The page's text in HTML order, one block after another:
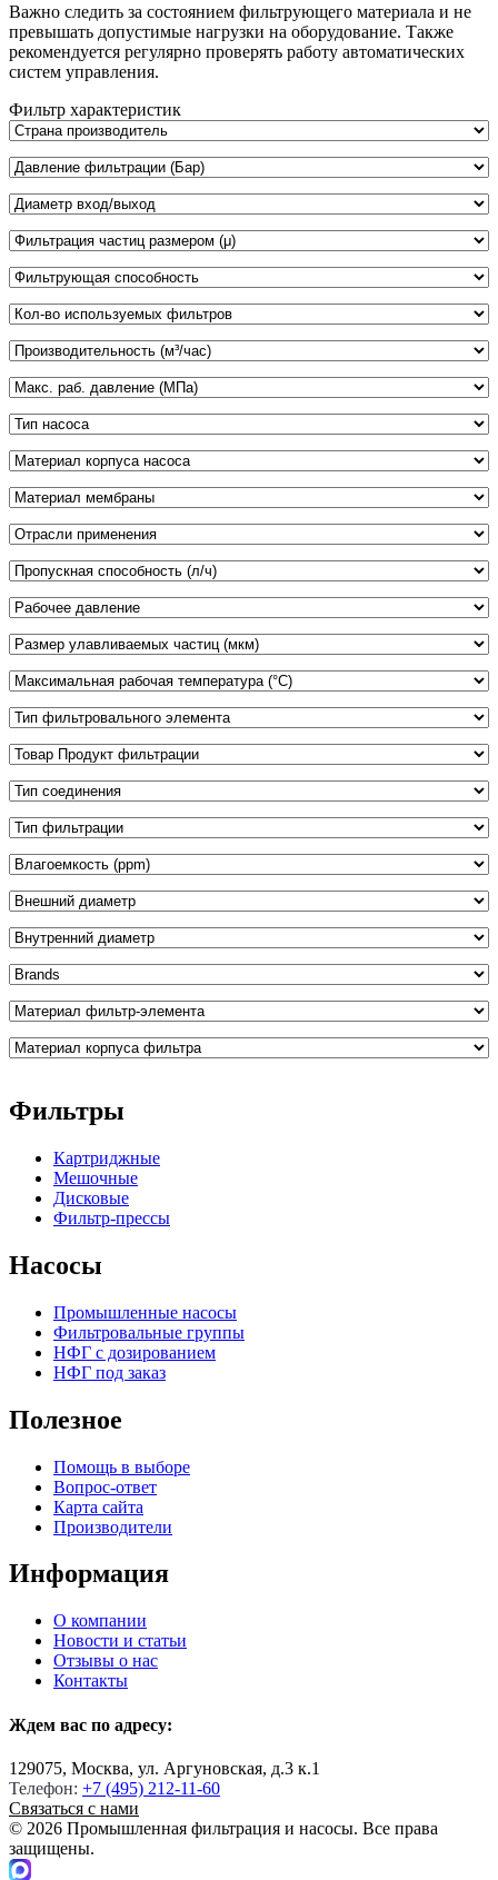
Важно следить за состоянием фильтрующего материала и не
превышать допустимые нагрузки на оборудование. Также
рекомендуется регулярно проверять работу автоматических
систем управления.
Фильтр характеристик
Фильтры
Картриджные
Мешочные
Дисковые
Фильтр-прессы
Насосы
Промышленные насосы
Фильтровальные группы
НФГ с дозированием
НФГ под заказ
Полезное
Помощь в выборе
Вопрос-ответ
Карта сайта
Производители
Информация
О компании
Новости и статьи
Отзывы о нас
Контакты
Ждем вас по адресу:
129075, Москва, ул. Аргуновская, д.3 к.1
Телефон: +7 (495) 212-11-60
Связаться с нами
© 2026 Промышленная фильтрация и насосы. Все права
защищены.